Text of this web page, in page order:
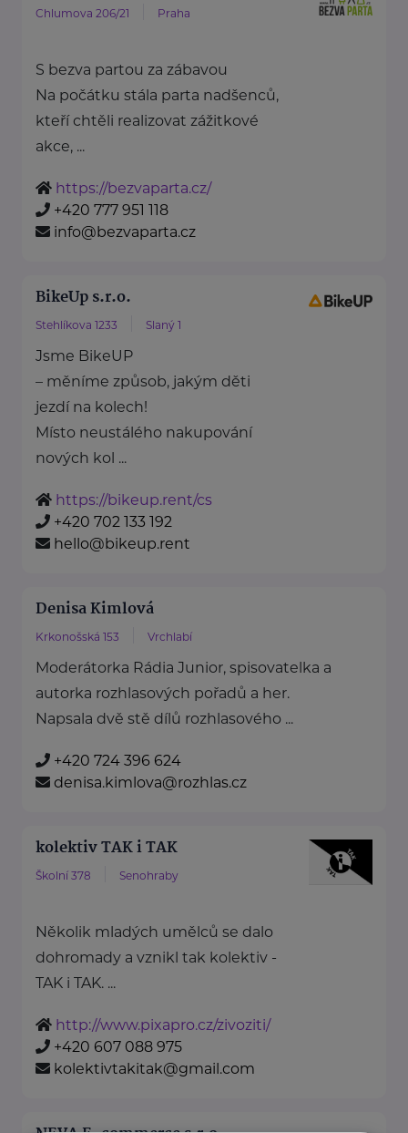
Chlumova 206/21 Praha
S bezva partou za zábavou
Na počátku stála parta nadšenců,
kteří chtěli realizovat zážitkové
akce, ...
https://bezvaparta.cz/
+420 777 951 118
info@bezvaparta.cz
BikeUp s.r.o.
Stehlíkova 1233 Slaný 1
Jsme BikeUP
– měníme způsob, jakým děti
jezdí na kolech!
Místo neustálého nakupování
nových kol ...
https://bikeup.rent/cs
+420 702 133 192
hello@bikeup.rent
Denisa Kimlová
Krkonošská 153 Vrchlabí
Moderátorka Rádia Junior, spisovatelka a
autorka rozhlasových pořadů a her.
Napsala dvě stě dílů rozhlasového ...
+420 724 396 624
denisa.kimlova@rozhlas.cz
kolektiv TAK i TAK
Školní 378 Senohraby
Několik mladých umělců se dalo
dohromady a vznikl tak kolektiv -
TAK i TAK. ...
http://www.pixapro.cz/zivoziti/
+420 607 088 975
kolektivtakitak@gmail.com